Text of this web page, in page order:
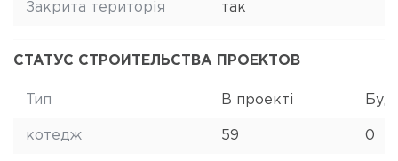
Закрита територія так
СТАТУС СТРОИТЕЛЬСТВА ПРОЕКТОВ
Тип В проекті
котедж 59 0